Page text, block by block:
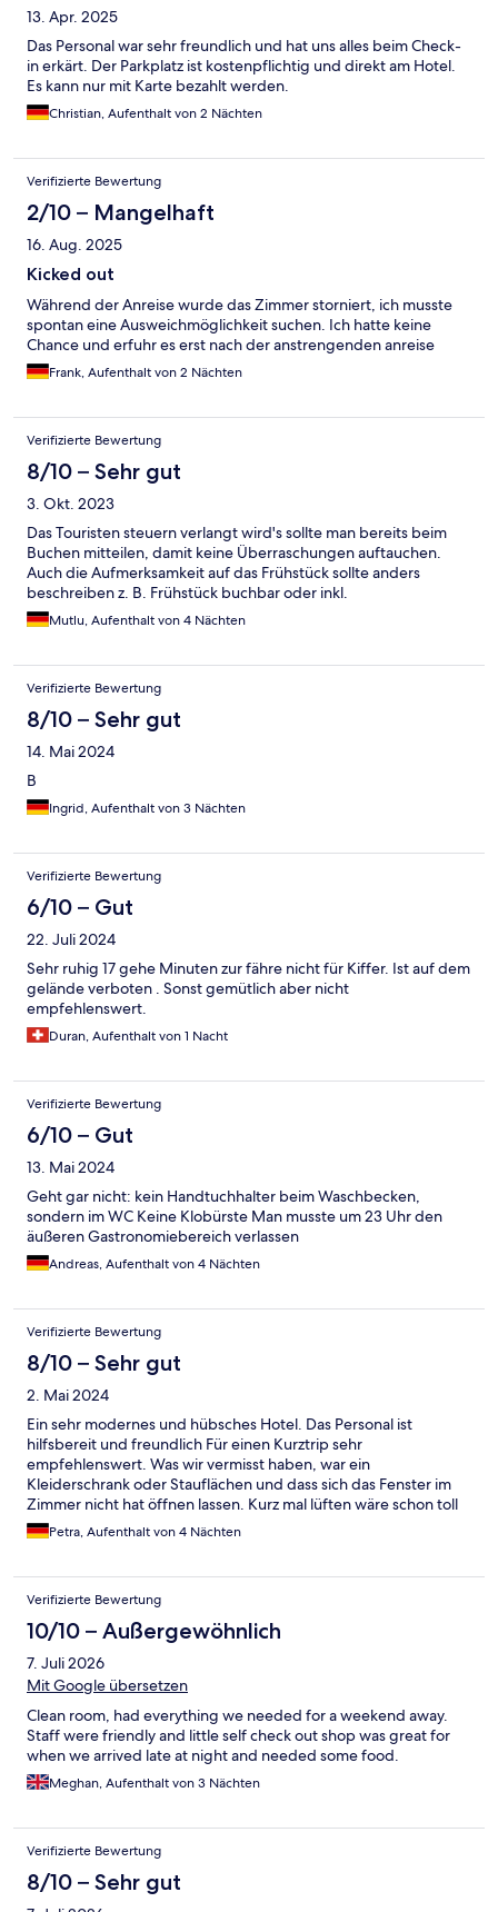
13. Apr. 2025
Das Personal war sehr freundlich und hat uns alles beim Check-
in erkärt. Der Parkplatz ist kostenpflichtig und direkt am Hotel.
Es kann nur mit Karte bezahlt werden.
Christian, Aufenthalt von 2 Nächten
Verifizierte Bewertung
2/10 – Mangelhaft
16. Aug. 2025
Kicked out
Während der Anreise wurde das Zimmer storniert, ich musste
spontan eine Ausweichmöglichkeit suchen. Ich hatte keine
Chance und erfuhr es erst nach der anstrengenden anreise
Frank, Aufenthalt von 2 Nächten
Verifizierte Bewertung
8/10 – Sehr gut
3. Okt. 2023
Das Touristen steuern verlangt wird's sollte man bereits beim
Buchen mitteilen, damit keine Überraschungen auftauchen.
Auch die Aufmerksamkeit auf das Frühstück sollte anders
beschreiben z. B. Frühstück buchbar oder inkl.
Mutlu, Aufenthalt von 4 Nächten
Verifizierte Bewertung
8/10 – Sehr gut
14. Mai 2024
B
Ingrid, Aufenthalt von 3 Nächten
Verifizierte Bewertung
6/10 – Gut
22. Juli 2024
Sehr ruhig 17 gehe Minuten zur fähre nicht für Kiffer. Ist auf dem
gelände verboten . Sonst gemütlich aber nicht
empfehlenswert.
Duran, Aufenthalt von 1 Nacht
Verifizierte Bewertung
6/10 – Gut
13. Mai 2024
Geht gar nicht: kein Handtuchhalter beim Waschbecken,
sondern im WC Keine Klobürste Man musste um 23 Uhr den
äußeren Gastronomiebereich verlassen
Andreas, Aufenthalt von 4 Nächten
Verifizierte Bewertung
8/10 – Sehr gut
2. Mai 2024
Ein sehr modernes und hübsches Hotel. Das Personal ist
hilfsbereit und freundlich Für einen Kurztrip sehr
empfehlenswert. Was wir vermisst haben, war ein
Kleiderschrank oder Stauflächen und dass sich das Fenster im
Zimmer nicht hat öffnen lassen. Kurz mal lüften wäre schon toll
gewesen. Außerdem finde ich eine Toilette ohne
Toilettenbürste nicht wirklich hygienisch. Alles andere war
war nur 2 Minuten Fußweg entfernt und mit der Linie 38 konnte
man bequem bis zur Fähre fahren. Von dort war es dann nur
noch ein Katzensprung bis Centraal Station (Hauptbahnhof) 👍
Petra, Aufenthalt von 4 Nächten
Verifizierte Bewertung
10/10 – Außergewöhnlich
7. Juli 2026
Mit Google übersetzen
Clean room, had everything we needed for a weekend away.
Staff were friendly and little self check out shop was great for
when we arrived late at night and needed some food.
Meghan, Aufenthalt von 3 Nächten
Verifizierte Bewertung
8/10 – Sehr gut